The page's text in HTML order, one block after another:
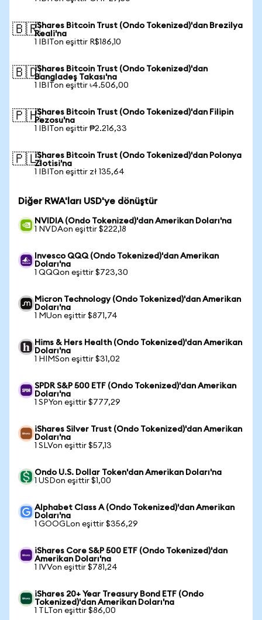
🇧🇷iShares Bitcoin Trust (Ondo Tokenized)'dan Brezilya
Reali'na
1 IBITon eşittir R$186,10
🇧🇩iShares Bitcoin Trust (Ondo Tokenized)'dan
Bangladeş Takası'na
1 IBITon eşittir ৳4.506,00
🇵🇭iShares Bitcoin Trust (Ondo Tokenized)'dan Filipin
Pezosu'na
1 IBITon eşittir ₱2.216,33
🇵🇱iShares Bitcoin Trust (Ondo Tokenized)'dan Polonya
Zlotisi'na
1 IBITon eşittir zł 135,64
Diğer RWA'ları USD'ye dönüştür
NVIDIA (Ondo Tokenized)'dan Amerikan Doları'na
1 NVDAon eşittir $222,18
Invesco QQQ (Ondo Tokenized)'dan Amerikan
Doları'na
1 QQQon eşittir $723,30
Micron Technology (Ondo Tokenized)'dan Amerikan
Doları'na
1 MUon eşittir $871,74
Hims & Hers Health (Ondo Tokenized)'dan Amerikan
Doları'na
1 HIMSon eşittir $31,02
SPDR S&P 500 ETF (Ondo Tokenized)'dan Amerikan
Doları'na
1 SPYon eşittir $777,29
iShares Silver Trust (Ondo Tokenized)'dan Amerikan
Doları'na
1 SLVon eşittir $57,13
Ondo U.S. Dollar Token'dan Amerikan Doları'na
1 USDon eşittir $1,00
Alphabet Class A (Ondo Tokenized)'dan Amerikan
Doları'na
1 GOOGLon eşittir $356,29
iShares Core S&P 500 ETF (Ondo Tokenized)'dan
Amerikan Doları'na
1 IVVon eşittir $781,24
iShares 20+ Year Treasury Bond ETF (Ondo
Tokenized)'dan Amerikan Doları'na
1 TLTon eşittir $86,00